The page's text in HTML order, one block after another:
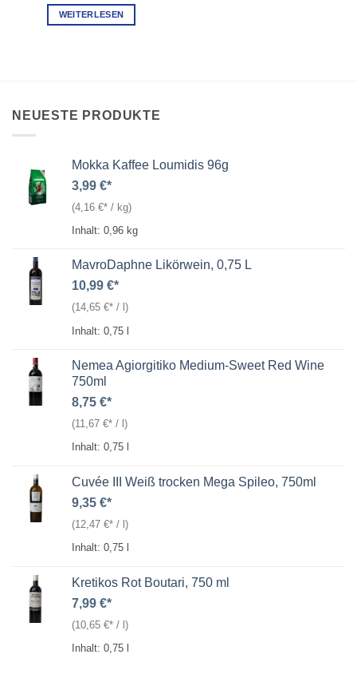
WEITERLESEN
NEUESTE PRODUKTE
Mokka Kaffee Loumidis 96g
3,99 €
(4,16 € / kg)
Inhalt: 0,96 kg
MavroDaphne Likörwein, 0,75 L
10,99 €
(14,65 € / )
Inhalt: 0,75 l
Nemea Agiorgitiko Medium-Sweet Red Wine
750ml
8,75 €
(11,67 € / )
Inhalt: 0,75
Cuvée III Weiß trocken Mega Spileo, 750ml
9,35 €
(12,47 € / )
Inhalt: 0,75
Kretikos Rot Boutari, 750 ml
7,99 €
(10,65 € / l)
Inhalt: 0,75